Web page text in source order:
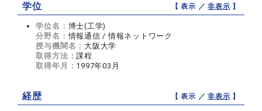
学位 【 表示 ／非表示 】
学位名： 博士(工学)
分野名：情報通信 / 情報ネットワーク
授与機関名： 大阪大学
取得方法：課程
取得年月： 1997年03月
経歴 【 表示 ／非表示 】